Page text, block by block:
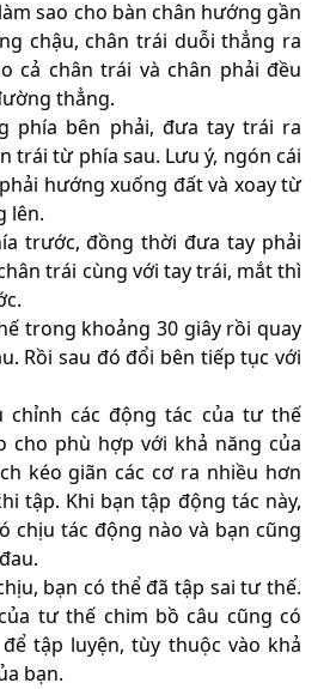
sao cho bàn chân hướng gần
chậu, chân trái duỗi thẳng ra
cả chân trái và chân phải đều
thẳng.
phía bên phải, đưa tay trái ra
trái từ phía sau. Lưu ý, ngón cái
hướng xuống đất và xoay từ
lên.
trước, đồng thời đưa tay phải
trái cùng với tay trái, mắt thì
trong khoảng 30 giây rồi quay
Rồi sau đó đổi bên tiếp tục với
chỉnh các động tác của tư thế
cho phù hợp với khả năng của
kéo giãn các cơ ra nhiều hơn
tập. Khi bạn tập động tác này,
chịu tác động nào và bạn cũng
bạn có thể đã tập sai tư thế.
tư thế chim bồ câu cũng có
tập luyện, tùy thuộc vào khả
bạn.